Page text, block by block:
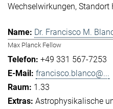
Wechselwirkungen Standort
Dr. Francisco M.
Max Planck Fellow
+49 331 567-7253
francisco.blanco@...
1.33
Astrophysikalische